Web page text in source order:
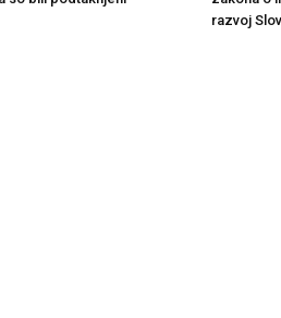
razvoj